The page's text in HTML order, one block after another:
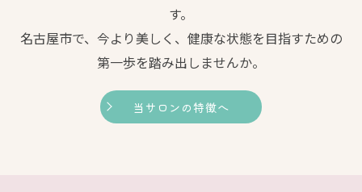
す。
名古屋市で、今より美しく、健康な状態を目指すための
第一歩を踏み出しませんか。
当サロンの特徴へ